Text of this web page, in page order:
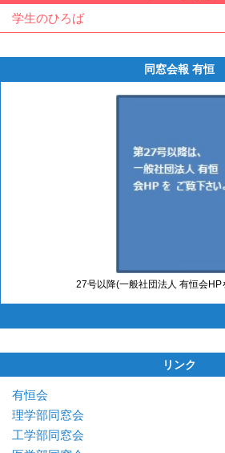
学生のひろば
同窓会報 有恒
27号以降(一般社団法人 有恒会HP
リンク
有恒会
理学部同窓会
工学部同窓会